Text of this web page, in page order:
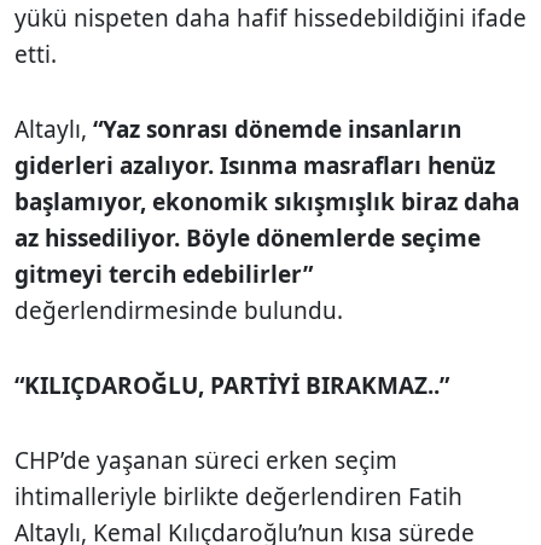
yükü nispeten daha hafif hissedebildiğini ifade
etti.
Altaylı, “Yaz sonrası dönemde insanların
giderleri azalıyor. Isınma masrafları henüz
başlamıyor, ekonomik sıkışmışlık biraz daha
az hissediliyor. Böyle dönemlerde seçime
gitmeyi tercih edebilirler”
değerlendirmesinde bulundu.
“KILIÇDAROĞLU, PARTİYİ BIRAKMAZ..”
CHP’de yaşanan süreci erken seçim
ihtimalleriyle birlikte değerlendiren Fatih
Altaylı, Kemal Kılıçdaroğlu’nun kısa sürede